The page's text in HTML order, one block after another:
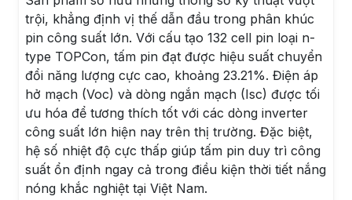
trội, khẳng định vị thế dẫn đầu trong phân khúc
pin công suất lớn. Với cấu tạo 132 cell pin loại n-
type TOPCon, tấm pin đạt được hiệu suất chuyển
đổi năng lượng cực cao, khoảng 23.21%. Điện áp
hở mạch (Voc) và dòng ngắn mạch (Isc) được tối
ưu hóa để tương thích tốt với các dòng inverter
công suất lớn hiện nay trên thị trường. Đặc biệt,
hệ số nhiệt độ cực thấp giúp tấm pin duy trì công
suất ổn định ngay cả trong điều kiện thời tiết nắng
nóng khắc nghiệt tại Việt Nam.